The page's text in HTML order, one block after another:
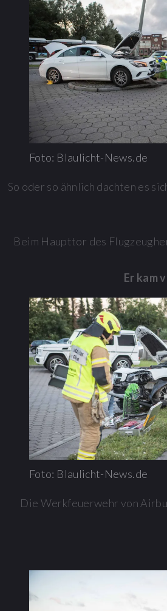
Foto: Blaulicht-News.de
So oder so ähnlich dachten es
Beim Haupttor des
Er kam
Foto: Blaulicht-News.de
Die Werkfeuerwehr von